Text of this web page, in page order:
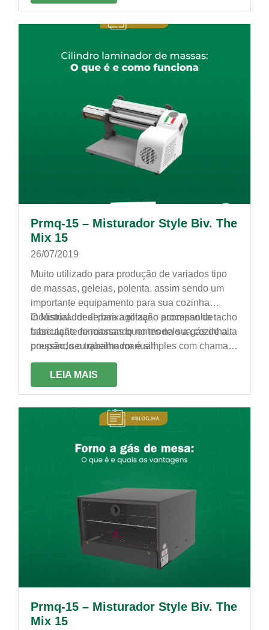
resistente. Com pás removíveis em polipropileno
Prmq-15 – Misturador Style Biv. The
Mix 15
26/07/2019
Muito utilizado para produção de variados tipo
de massas, geleias, polenta, assim sendo um
importante equipamento para sua cozinha
industrial. Ideal para agilizar o processo de
fabricação de massas quentes na sua cozinha,
poupando o trabalho manual!
O Misturador de baixa rotação acompanha tacho
basculante funcionando no modelo a gás de alta
pressão, seu queimador é simples com chama
dupla, sua estrutura é tubular com pintura epóxi
e tacho em alumínio fundido sendo assim mais
resistente. Com pás removíveis em polipropileno
conforme o tipo de produção.
LEIA MAIS
Prmq-15 – Misturador Style Biv. The
Mix 15